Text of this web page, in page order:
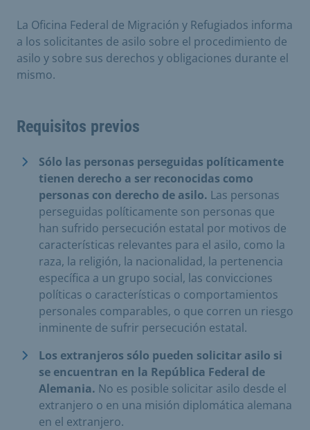
La Oficina Federal de Migración y Refugiados informa
a los solicitantes de asilo sobre el procedimiento de
asilo y sobre sus derechos y obligaciones durante el
mismo.
Requisitos previos
Sólo las personas perseguidas políticamente
tienen derecho a ser reconocidas como
personas con derecho de asilo. Las personas
perseguidas políticamente son personas que
han sufrido persecución estatal por motivos de
características relevantes para el asilo, como la
raza, la religión, la nacionalidad, la pertenencia
específica a un grupo social, las convicciones
políticas o características o comportamientos
personales comparables, o que corren un riesgo
inminente de sufrir persecución estatal.
Los extranjeros sólo pueden solicitar asilo si
se encuentran en la República Federal de
Alemania. No es posible solicitar asilo desde el
extranjero o en una misión diplomática alemana
en el extranjero.